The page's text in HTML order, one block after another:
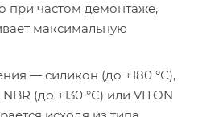
при частом демонтаже,
максимальную
— силикон (до +180 °С),
(до +130 °С) или VITON